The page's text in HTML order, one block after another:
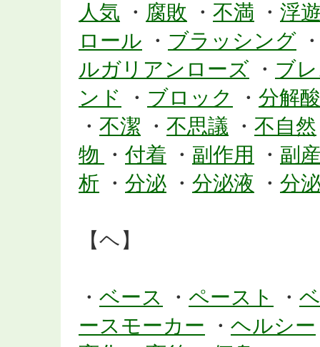
人気 ・ 腐敗 ・ 不満 ・ 浮
ロール ・ ブラッシング
ルガリアンローズ ・ ブ
ンド
・ ブロック ・ 分解
・ 不潔 ・ 不思議 ・ 不自然
物
・ 付着 ・ 副作用 ・ 副
析 ・ 分泌 ・ 分泌液 ・ 分
【ヘ】
・ ベース ・ ペースト ・
ースモーカー ・ ヘルシー